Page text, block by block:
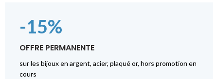
-15%
OFFRE PERMANENTE
sur les bijoux en argent, acier, plaqué or, hors promotion en
cours